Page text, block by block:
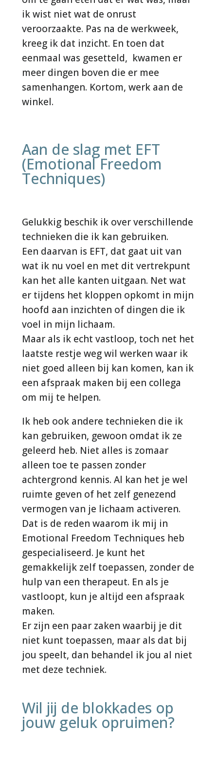
ik wist niet wat de onrust
veroorzaakte. Pas na de werkweek,
kreeg ik dat inzicht. En toen dat
eenmaal was gesetteld, kwamen er
meer dingen boven die er mee
samenhangen. Kortom, werk aan de
winkel.
Aan de slag met EFT
(Emotional Freedom
Techniques)
Gelukkig beschik ik over verschillende
technieken die ik kan gebruiken.
Een daarvan is EFT, dat gaat uit van
wat ik nu voel en met dit vertrekpunt
kan het alle kanten uitgaan. Net wat
er tijdens het kloppen opkomt in mijn
hoofd aan inzichten of dingen die ik
voel in mijn lichaam.
Maar als ik echt vastloop, toch net het
laatste restje weg wil werken waar ik
niet goed alleen bij kan komen, kan ik
een afspraak maken bij een collega
om mij te helpen.
Ik heb ook andere technieken die ik
kan gebruiken, gewoon omdat ik ze
geleerd heb. Niet alles is zomaar
alleen toe te passen zonder
achtergrond kennis. Al kan het je wel
ruimte geven of het zelf genezend
vermogen van je lichaam activeren.
Dat is de reden waarom ik mij in
Emotional Freedom Techniques heb
gespecialiseerd. Je kunt het
gemakkelijk zelf toepassen, zonder de
hulp van een therapeut. En als je
vastloopt, kun je altijd een afspraak
maken.
Er zijn een paar zaken waarbij je dit
niet kunt toepassen, maar als dat bij
jou speelt, dan behandel ik jou al niet
met deze techniek.
Wil jij de blokkades op
jouw geluk opruimen?